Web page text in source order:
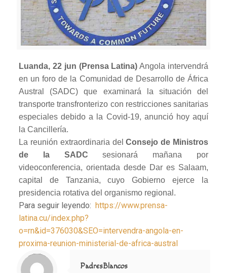
Luanda, 22 jun (Prensa Latina) Angola intervendrá
en un foro de la Comunidad de Desarrollo de África
Austral (SADC) que examinará la situación del
transporte transfronterizo con restricciones sanitarias
especiales debido a la Covid-19, anunció hoy aquí
la Cancillería.
La reunión extraordinaria delConsejo de Ministros
de la SADC sesionará mañana por
videoconferencia, orientada desde Dar es Salaam,
capital de Tanzania, cuyo Gobierno ejerce la
presidencia rotativa del organismo regional.
Para seguir leyendo: https://www.prensa-
latina.cu/index.php?
o=rn&id=376030&SEO=intervendra-angola-en-
proxima-reunion-ministerial-de-africa-austral
Notice
: Trying to access array offset on value of type null in
/home/misioner/public_html/padresblancos/themes/betheme/includes/content-single.php
on line
286
PadresBlancos